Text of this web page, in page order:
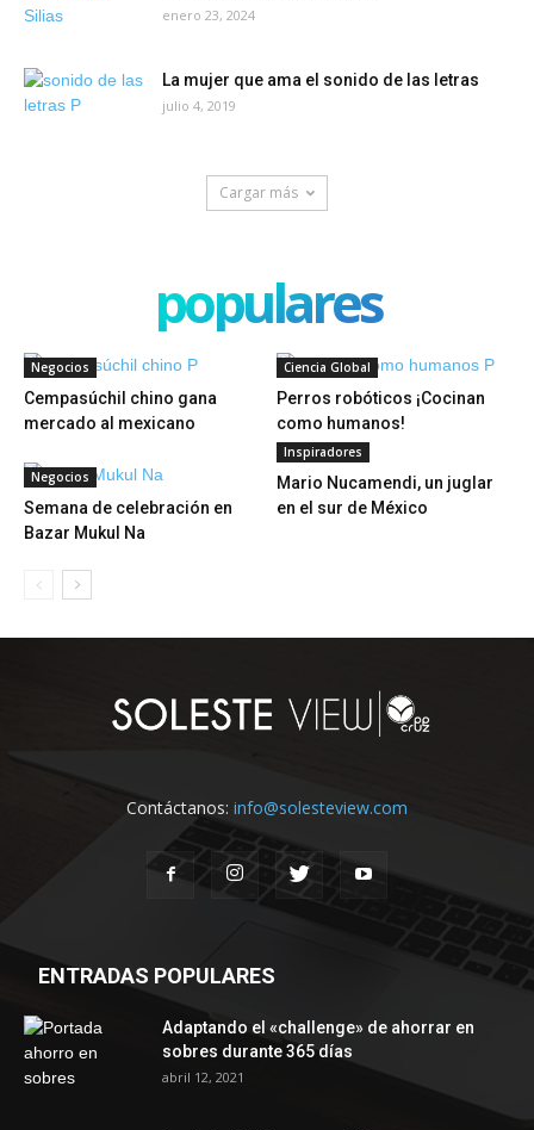
enero 23, 2024
La mujer que ama el sonido de las letras
julio 4, 2019
Cargar más
populares
Negocios
Cempasúchil chino gana
mercado al mexicano
Ciencia Global
Perros robóticos ¡Cocinan
como humanos!
Negocios
Semana de celebración en
Bazar Mukul Na
Inspiradores
Mario Nucamendi, un juglar
en el sur de México
Contáctanos: info@solesteview.com
ENTRADAS POPULARES
Adaptando el «challenge» de ahorrar en
sobres durante 365 días
abril 12, 2021